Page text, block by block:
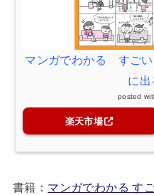
マンガでわかる すご
に出
posted
楽天市場
書籍： マンガでわかる す